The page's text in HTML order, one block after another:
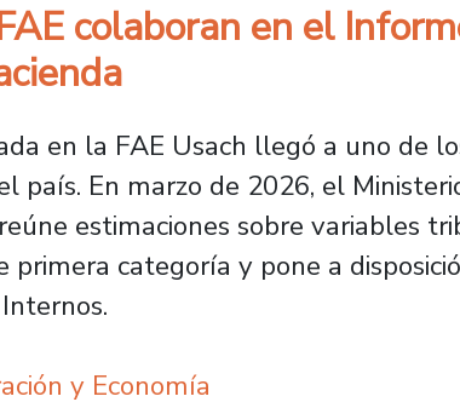
colaboran en el
en la FAE Usach llegó a uno de
país. En marzo de 2026, el
estimaciones sobre variables
primera categoría y pone a
y Economía